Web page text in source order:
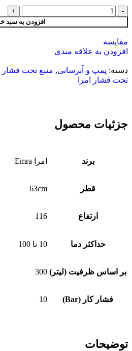
افزودن به سبد
مقایسه
افزودن به علاقه مندی
دسته: پمپ و آبرسانی, منبع تحت فشار
تحت فشار امرا
جزئیات محصول
برند امرا Emra
قطر 63cm
ارتفاع 116
حداکثر دما 10 تا 100
بر اساس ظرفیت (لیتر) 300
فشار کار (Bar) 10
توضیحات